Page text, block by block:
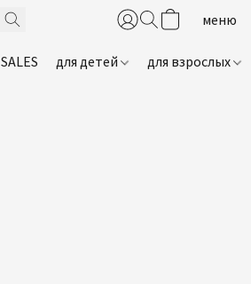
SALES для детей для взрослых